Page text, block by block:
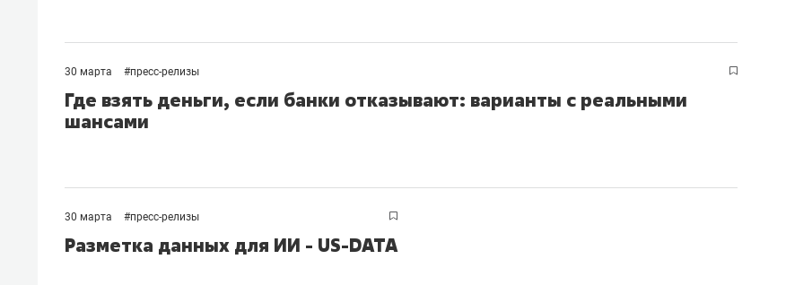
30 марта #пресс-релизы
Где взять деньги, если банки отказывают: варианты с реальными
шансами
30 марта #пресс-релизы
Разметка данных для ИИ - US-DATA